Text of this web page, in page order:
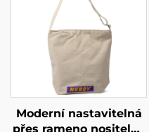
Moderní nastavitelná
přes rameno nositelná